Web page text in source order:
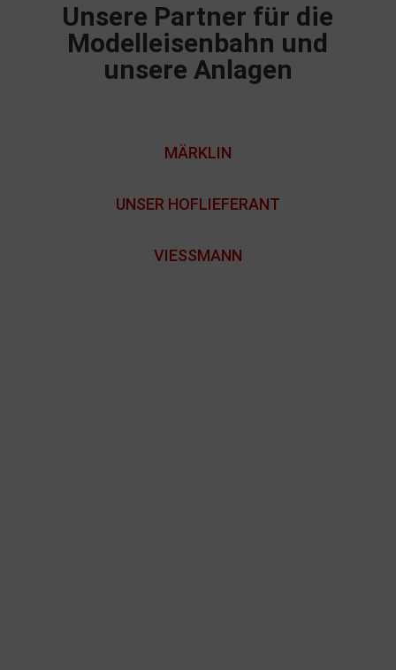
Unsere Partner für die
Modelleisenbahn und
unsere Anlagen
MÄRKLIN
UNSER HOFLIEFERANT
VIESSMANN